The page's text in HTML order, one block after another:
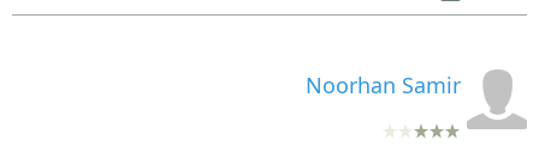
Noorhan Samir